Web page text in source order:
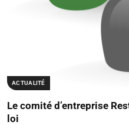
ACTUALITÉ
Le comité d’entreprise
loi